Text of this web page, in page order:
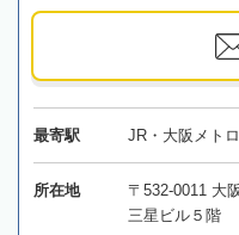
最寄駅 JR・大阪メト
所在地
〒532-0011 大
三星ビル５階